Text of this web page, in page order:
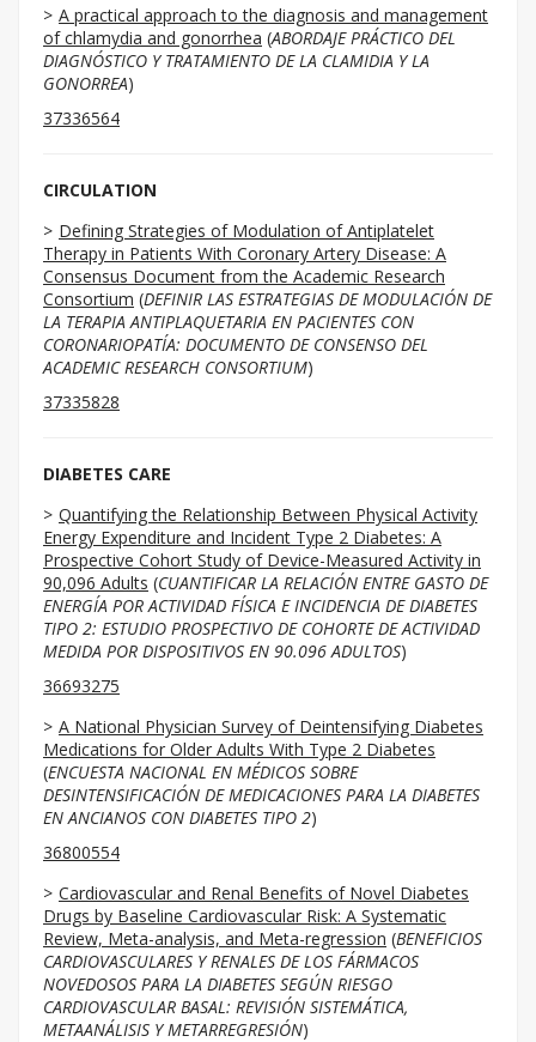
A practical approach to the diagnosis and management
of chlamydia and gonorrhea (ABORDAJE PRÁCTICO DEL
DIAGNÓSTICO Y TRATAMIENTO DE LA CLAMIDIA Y LA
GONORREA)
37336564
CIRCULATION
Defining Strategies of Modulation of Antiplatelet
Therapy in Patients With Coronary Artery Disease: A
Consensus Document from the Academic Research
Consortium (DEFINIR LAS ESTRATEGIAS DE MODULACIÓN DE
LA TERAPIA ANTIPLAQUETARIA EN PACIENTES CON
CORONARIOPATÍA: DOCUMENTO DE CONSENSO DEL
ACADEMIC RESEARCH CONSORTIUM)
37335828
DIABETES CARE
Quantifying the Relationship Between Physical Activity
Energy Expenditure and Incident Type 2 Diabetes: A
Prospective Cohort Study of Device-Measured Activity in
90,096 Adults (CUANTIFICAR LA RELACIÓN ENTRE GASTO DE
ENERGÍA POR ACTIVIDAD FÍSICA E INCIDENCIA DE DIABETES
TIPO 2: ESTUDIO PROSPECTIVO DE COHORTE DE ACTIVIDAD
MEDIDA POR DISPOSITIVOS EN 90.096 ADULTOS)
36693275
A National Physician Survey of Deintensifying Diabetes
Medications for Older Adults With Type 2 Diabetes
(ENCUESTA NACIONAL EN MÉDICOS SOBRE
DESINTENSIFICACIÓN DE MEDICACIONES PARA LA DIABETES
EN ANCIANOS CON DIABETES TIPO 2)
36800554
Cardiovascular and Renal Benefits of Novel Diabetes
Drugs by Baseline Cardiovascular Risk: A Systematic
Review, Meta-analysis, and Meta-regression (BENEFICIOS
CARDIOVASCULARES Y RENALES DE LOS FÁRMACOS
NOVEDOSOS PARA LA DIABETES SEGÚN RIESGO
CARDIOVASCULAR BASAL: REVISIÓN SISTEMÁTICA,
METAANÁLISIS Y METARREGRESIÓN)